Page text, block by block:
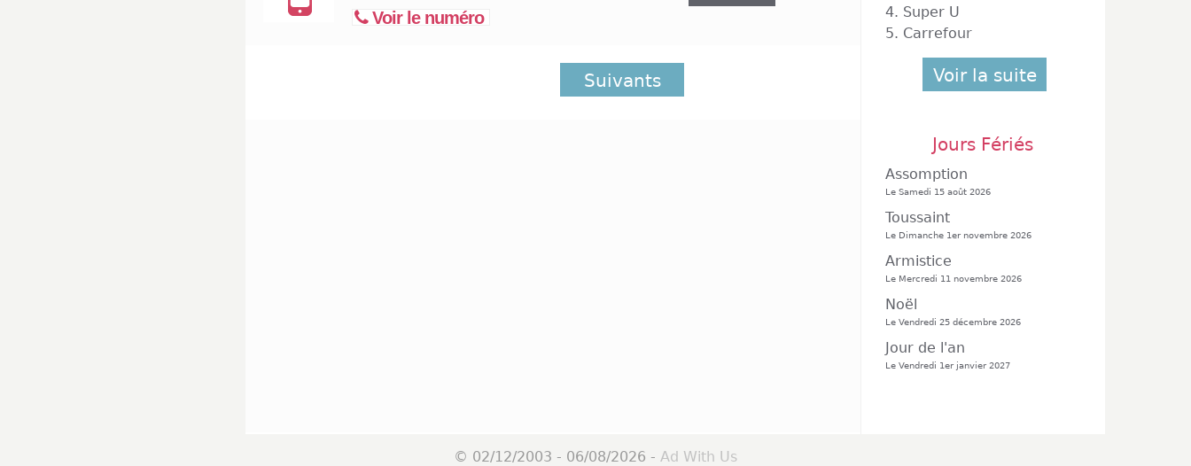
Voir le numéro
Suivants
4. Super U
5. Carrefour
Voir la suite
Jours Fériés
Assomption
Le Samedi 15 août 2026
Toussaint
Le Dimanche 1er novembre 2026
Armistice
Le Mercredi 11 novembre 2026
Noël
Le Vendredi 25 décembre 2026
Jour de l'an
Le Vendredi 1er janvier 2027
© 02/12/2003 - 06/08/2026 - Ad With Us